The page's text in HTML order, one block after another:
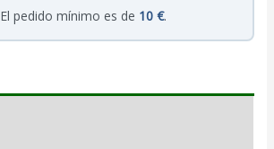
El pedido mínimo es de 10 €.